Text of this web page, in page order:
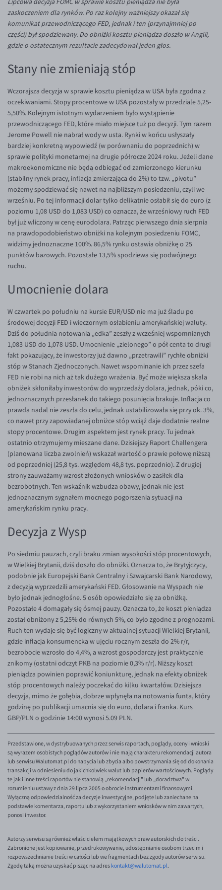
Inne pary walutowe
AUD/PLN
BGN/PLN
CNY/PLN
HKD/PLN
HUF/PLN
ILS/PLN
JPY/PLN
NZD/PLN
RON/PLN
SGD/PLN
TRY/PLN
ZAR/PLN
EUR/USD
EUR/GBP
EUR/CZK
EUR/NOK
EUR/SEK
EUR/AUD
EUR/BGN
EUR/CAD
EUR/CNY
EUR/HKD
EUR/HUF
EUR/ILS
EUR/JPY
EUR/NZD
EUR/RON
EUR/TRY
GBP/USD
USD/CHF
GBP/CHF
Aplikacja mobilna
Bezpieczeństwo
Pomoc
FAQ
Konto i opłaty
Wymiana walut
Banki i przelewy
Przelewy zagraniczne
Słowniczek
Poradnik
KONTAKT
Kontakt
PL
Lipcowa decyzja FOMC w sprawie kosztu pieniądza nie była
zaskoczeniem dla rynków. Po raz kolejny ważniejszy okazał się
komunikat przewodniczącego FED, jednak i ten (przynajmniej po
części) był spodziewany. Do obniżki kosztu pieniądza doszło w Anglii,
gdzie o ostatecznym rezultacie zadecydował jeden głos.
Stany nie zmieniają stóp
Wczorajsza decyzja w sprawie kosztu pieniądza w USA była zgodna z
oczekiwaniami. Stopy procentowe w USA pozostały w przedziale 5,25-
5,50%. Kolejnym istotnym wydarzeniem było wystąpienie
przewodniczącego FED, które miało miejsce tuż po decyzji. Tym razem
Jerome Powell nie nabrał wody w usta. Rynki w końcu usłyszały
bardziej konkretną wypowiedź (w porównaniu do poprzednich) w
sprawie polityki monetarnej na drugie półrocze 2024 roku. Jeżeli dane
makroekonomiczne nie będą odbiegać od zamierzonego kierunku
(stabilny rynek pracy, inflacja zmierzająca do 2%) to tzw. „pivotu”
możemy spodziewać się nawet na najbliższym posiedzeniu, czyli we
wrześniu. Po tej informacji dolar tylko delikatnie osłabił się do euro (z
poziomu 1,08 USD do 1,083 USD) co oznacza, że wrześniowy ruch FED
był już wliczony w cenę eurodolara. Patrząc pierwszego dnia sierpnia
na prawdopodobieństwo obniżki na kolejnym posiedzeniu FOMC,
widzimy jednoznaczne 100%. 86,5% rynku ostawia obniżkę o 25
punktów bazowych. Pozostałe 13,5% spodziewa się podwójnego
ruchu.
Umocnienie dolara
W czwartek po południu na kursie EUR/USD nie ma już śladu po
środowej decyzji FED i wieczornym osłabieniu amerykańskiej waluty.
Dziś do południa notowania „edka” zeszły z wcześniej wspomnianych
1,083 USD do 1,078 USD. Umocnienie „zielonego” o pół centa to drugi
fakt pokazujący, że inwestorzy już dawno „przetrawili” rychłe obniżki
stóp w Stanach Zjednoczonych. Nawet wspominanie ich przez szefa
FED nie robi na nich aż tak dużego wrażenia. Być może większa skala
obniżek skłoniłaby inwestorów do wyprzedaży dolara, jednak, póki co,
jednoznacznych przesłanek do takiego posunięcia brakuje. Inflacja co
prawda nadal nie zeszła do celu, jednak ustabilizowała się przy ok. 3%,
co nawet przy zapowiadanej obniżce stóp wciąż daje dodatnie realne
stopy procentowe. Drugim aspektem jest rynek pracy. Tu jednak
ostatnio otrzymujemy mieszane dane. Dzisiejszy Raport Challengera
(planowana liczba zwolnień) wskazał wartość o prawie połowę niższą
od poprzedniej (25,8 tys. względem 48,8 tys. poprzednio). Z drugiej
strony zauważamy wzrost złożonych wniosków o zasiłek dla
bezrobotnych. Ten wskaźnik wzbudza obawy, jednak nie jest
jednoznacznym sygnałem mocnego pogorszenia sytuacji na
amerykańskim rynku pracy.
Decyzja z Wysp
Po siedmiu pauzach, czyli braku zmian wysokości stóp procentowych,
w Wielkiej Brytanii, dziś doszło do obniżki. Oznacza to, że Brytyjczycy,
podobnie jak Europejski Bank Centralny i Szwajcarski Bank Narodowy,
z decyzją wyprzedzili amerykański FED. Głosowanie na Wyspach nie
było jednak jednogłośne. 5 osób opowiedziało się za obniżką.
Pozostałe 4 domagały się ósmej pauzy. Oznacza to, że koszt pieniądza
został obniżony z 5,25% do równych 5%, co było zgodne z prognozami.
Ruch ten wydaje się być logiczny w aktualnej sytuacji Wielkiej Brytanii,
gdzie inflacja konsumencka w ujęciu rocznym zeszła do 2% r/r,
bezrobocie wzrosło do 4,4%, a wzrost gospodarczy jest praktycznie
znikomy (ostatni odczyt PKB na poziomie 0,3% r/r). Niższy koszt
pieniądza powinien poprawić koniunkturę, jednak na efekty obniżek
stóp procentowych należy poczekać do kilku kwartałów. Dzisiejsza
decyzja, mimo że gołębia, dobrze wpłynęła na notowania funta, który
godzinę po publikacji umacnia się do euro, dolara i franka. Kurs
GBP/PLN o godzinie 14:00 wynosi 5.09 PLN.
Przedstawione, w dystrybuowanych przez serwis raportach, poglądy, oceny i wnioski
są wyrazem osobistych poglądów autorów i nie mają charakteru rekomendacji autora
lub serwisu Walutomat.pl do nabycia lub zbycia albo powstrzymania się od dokonania
transakcji w odniesieniu do jakichkolwiek walut lub papierów wartościowych. Poglądy
te jak i inne treści raportów nie stanowią „rekomendacji" lub „doradztwa" w
rozumieniu ustawy z dnia 29 lipca 2005 o obrocie instrumentami finansowymi.
Wyłączną odpowiedzialność za decyzje inwestycyjne, podjęte lub zaniechane na
podstawie komentarza, raportu lub z wykorzystaniem wniosków w nim zawartych,
ponosi inwestor.
Autorzy serwisu są również właścicielem majątkowych praw autorskich do treści.
Zabronione jest kopiowanie, przedrukowywanie, udostępnianie osobom trzecim i
rozpowszechnianie treści w całości lub we fragmentach bez zgody autorów serwisu.
Zgodę taką można uzyskać pisząc na adres kontakt@walutomat.pl.